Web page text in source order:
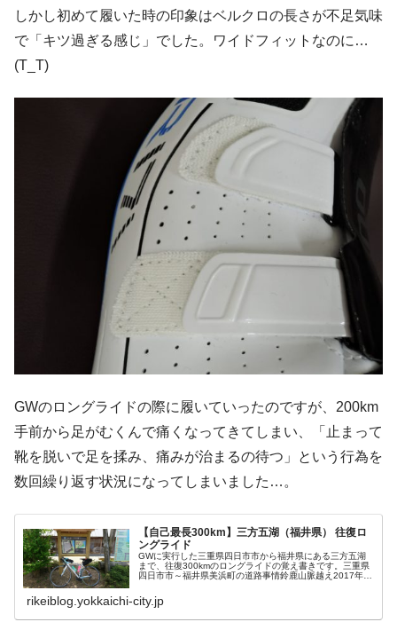
しかし初めて履いた時の印象はベルクロの長さが不足気味
で「キツ過ぎる感じ」でした。ワイドフィットなのに…
(T_T)
GWのロングライドの際に履いていったのですが、200km
手前から足がむくんで痛くなってきてしまい、「止まって
靴を脱いで足を揉み、痛みが治まるの待つ」という行為を
数回繰り返す状況になってしまいました…。
【自己最長300km】三方五湖（福井県） 往復ロ
ングライド
GWに実行した三重県四日市市から福井県にある三方五湖
まで、往復300kmのロングライドの覚え書きです。三重県
四日市市～福井県美浜町の道路事情鈴鹿山脈越え2017年5
るルートは以下の通りです...
rikeiblog.yokkaichi-city.jp